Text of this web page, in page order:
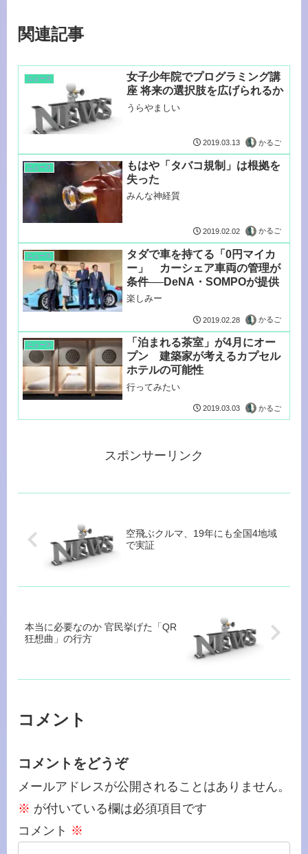
関連記事
ニュース
女子少年院でプログラミング講
座 将来の選択肢を広げられるか
うらやましい
2019.03.13 かるご
ニュース
もはや「タバコ規制」は根拠を
失った
みんな神経質
2019.02.02 かるご
ニュース
タダで車を持てる「0円マイカ
ー」 カーシェア車両の管理が
条件──DeNA・SOMPOが提供
楽しみー
2019.02.28 かるご
ニュース
「泊まれる茶室」が4月にオー
プン 建築家が考えるカプセル
ホテルの可能性
行ってみたい
2019.03.03 かるご
スポンサーリンク
空飛ぶクルマ、19年にも全国4地域
で実証
本当に必要なのか 官民挙げた「QR
狂想曲」の行方
コメント
コメントをどうぞ
メールアドレスが公開されることはありません。
※ が付いている欄は必須項目です
コメント ※